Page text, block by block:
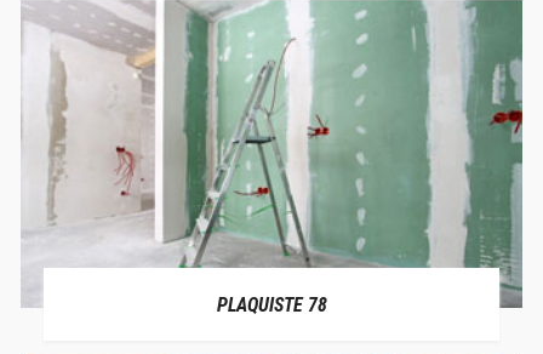
PLAQUISTE 78